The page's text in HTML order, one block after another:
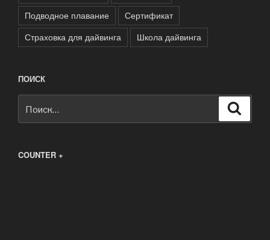
Подводное плавание
Сертификат
Страховка для дайвинга
Школа дайвинга
ПОИСК
COUNTER +